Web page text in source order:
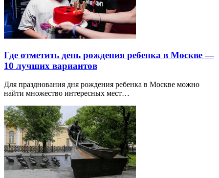
Где отметить день рождения ребенка в Москве —
10 лучших вариантов
Для празднования дня рождения ребенка в Москве можно
найти множество интересных мест…